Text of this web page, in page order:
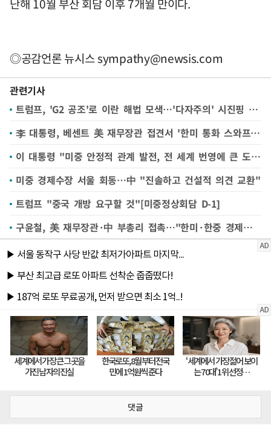
난해 10월 부산 회담 이후 7개월 만이다.
◎공감언론 뉴시스sympathy@newsis.com
관련기사
트럼프, 'G2 공조'로 이란 해법 모색…'다자주의' 시진핑 응할까
李 대통령, 베센트 美 재무장관 접견서 '한미 통화 스와프' 언급
이 대통령 "미중 안정적 관계 발전, 전 세계 번영에 큰 도움될 것"(종합)
미중 경제수장 서울 회동…中 "진솔하고 건설적 의견 교환"
트럼프 "중국 개방 요구할 것"[미중정상회담 D-1]
구윤철, 美 재무장관·中 부총리 접촉…"한미·한중 경제협력 강화"
댓글